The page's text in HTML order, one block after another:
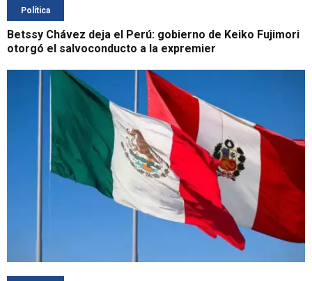
Política
Betssy Chávez deja el Perú: gobierno de Keiko Fujimori
otorgó el salvoconducto a la expremier